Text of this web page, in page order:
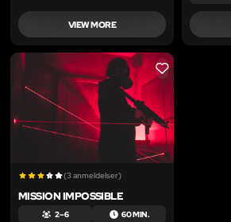
VIEW MORE
LIKE
(3 anmeldelser)
MISSION IMPOSSIBLE
2 – 6 60 MIN.